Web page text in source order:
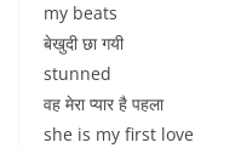
my beats
बेखुदी छा गयी
stunned
वह मेरा प्यार है पहला
she is my first love